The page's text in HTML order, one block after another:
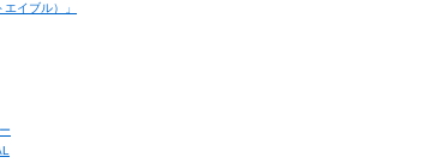
イブル）」